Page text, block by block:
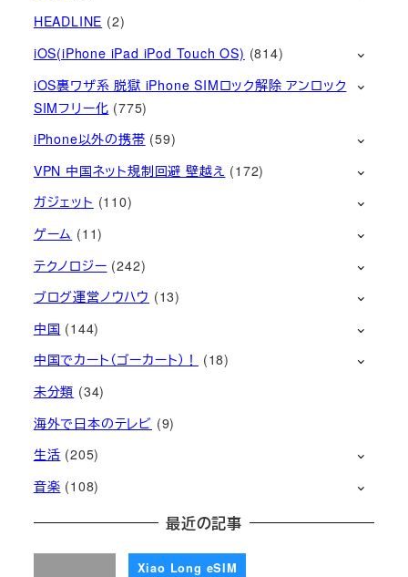
HEADLINE (2)
iOS(iPhone iPad iPod Touch OS) (814)
iOS裏ワザ系 脱獄 iPhone SIMロック解除 アンロック
SIMフリー化 (775)
iPhone以外の携帯 (59)
VPN 中国ネット規制回避 壁越え (172)
ガジェット (110)
ゲーム (11)
テクノロジー (242)
ブログ運営ノウハウ (13)
中国 (144)
中国でカート（ゴーカート）！
(18)
未分類 (34)
海外で日本のテレビ (9)
生活 (205)
音楽 (108)
最近の記事
Xiao Long eSIM